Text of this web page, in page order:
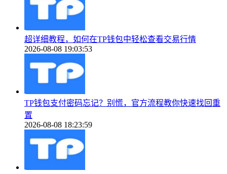
超详细教程，如何在TP钱包中轻松查看交易行情
2026-08-08 19:03:53
TP钱包支付密码忘记？别慌，官方流程教你快速找回重
置
2026-08-08 18:23:59